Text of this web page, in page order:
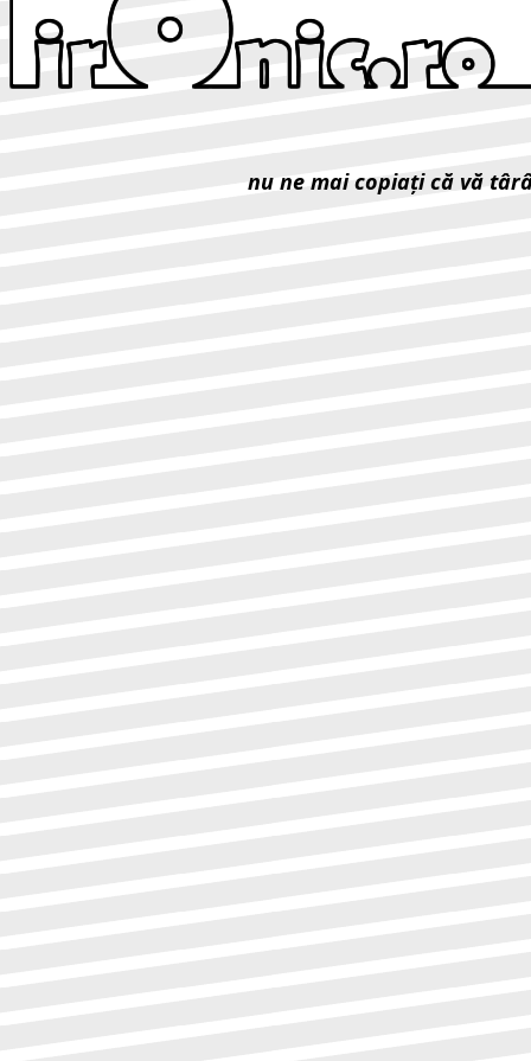
nu ne mai copiaţi că vă